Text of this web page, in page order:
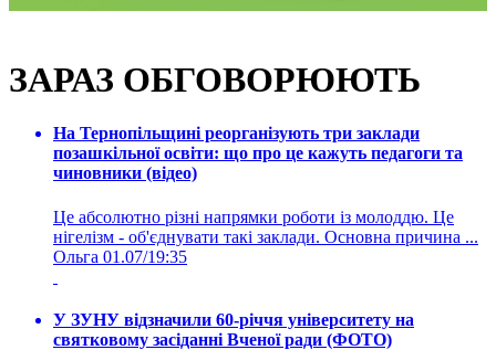
ЗАРАЗ ОБГОВОРЮЮТЬ
На Тернопільщині реорганізують три заклади
позашкільної освіти: що про це кажуть педагоги та
чиновники (відео)
Це абсолютно різні напрямки роботи із молоддю. Це
нігелізм - об'єднувати такі заклади. Основна причина ...
Ольга 01.07/19:35
У ЗУНУ відзначили 60-річчя університету на
святковому засіданні Вченої ради (ФОТО)